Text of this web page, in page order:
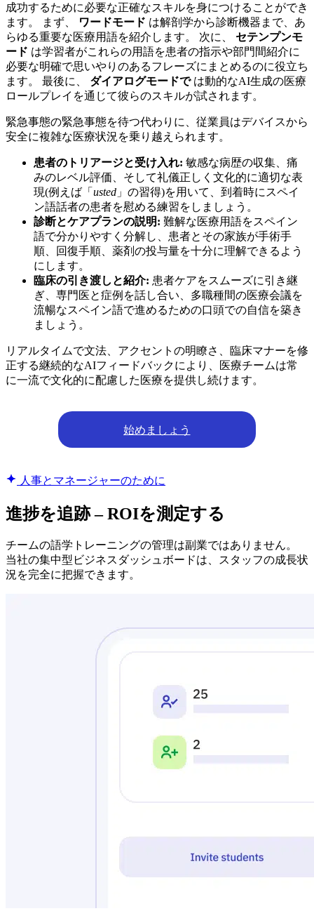
成功するために必要な正確なスキルを身につけることができ
ます。 まず、
ワードモード は解剖学から診断機器まで、あ
らゆる重要な医療用語を紹介します。 次に、 セテンプンモ
ード は学習者がこれらの用語を患者の指示や部門間紹介に
必要な明確で思いやりのあるフレーズにまとめるのに役立ち
ます。 最後に、 ダイアログモードでは動的なAI生成の医療
ロールプレイを通じて彼らのスキルが試されます。
緊急事態の緊急事態を待つ代わりに、従業員はデバイスから
安全に複雑な医療状況を乗り越えられます。
患者のトリアージと受け入れ: 敏感な病歴の収集、痛
みのレベル評価、そして礼儀正しく文化的に適切な表
現(例えば「 usted 」の習得)を用いて、到着時にスペイ
ン語話者の患者を慰める練習をしましょう。
診断とケアプランの説明: 難解な医療用語をスペイン
語で分かりやすく分解し、患者とその家族が手術手
順、回復手順、薬剤の投与量を十分に理解できるよう
にします。
臨床の引き渡しと紹介: 患者ケアをスムーズに引き継
ぎ、専門医と症例を話し合い、多職種間の医療会議を
流暢なスペイン語で進めるための口頭での自信を築き
ましょう。
リアルタイムで文法、アクセントの明瞭さ、臨床マナーを修
正する継続的なAIフィードバックにより、医療チームは常
に一流で文化的に配慮した医療を提供し続けます。
始めましょう
人事とマネージャーのために
進捗を追跡 – ROIを測定する
チームの語学トレーニングの管理は副業ではありません。
当社の集中型ビジネスダッシュボードは、スタッフの成長状
況を完全に把握できます。